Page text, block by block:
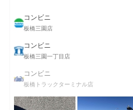
コンビニ
板橋三園店
コンビニ
板橋三園一丁目店
コンビニ
板橋トラックターミナル店